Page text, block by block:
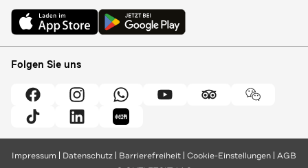
Folgen Sie uns
Impressum Datenschutz Barrierefreiheit Cookie-Einstellungen AGB